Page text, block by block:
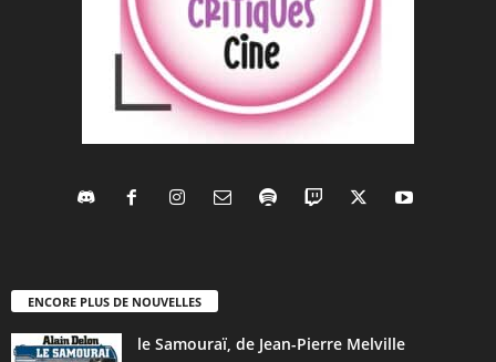
ENCORE PLUS DE NOUVELLES
le Samouraï, de Jean-Pierre Melville